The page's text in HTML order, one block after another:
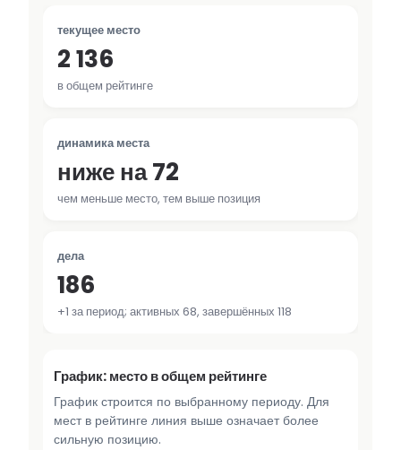
текущее место
2 136
в общем рейтинге
динамика места
ниже на 72
чем меньше место, тем выше позиция
дела
186
+1 за период; активных 68, завершённых 118
График: место в общем рейтинге
График строится по выбранному периоду. Для
мест в рейтинге линия выше означает более
сильную позицию.